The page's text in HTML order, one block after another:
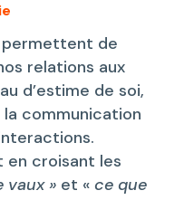
permettent de
relations aux
d’estime de soi,
communication
en croisant les
vaux »et « ce que